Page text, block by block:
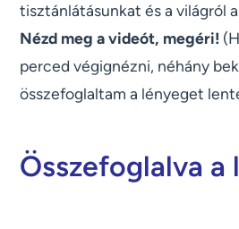
tisztánlátásunkat és a világról
Nézd meg a videót, megéri!
perced végignézni, néhány
összefoglaltam a lényeget
Összefoglalva a